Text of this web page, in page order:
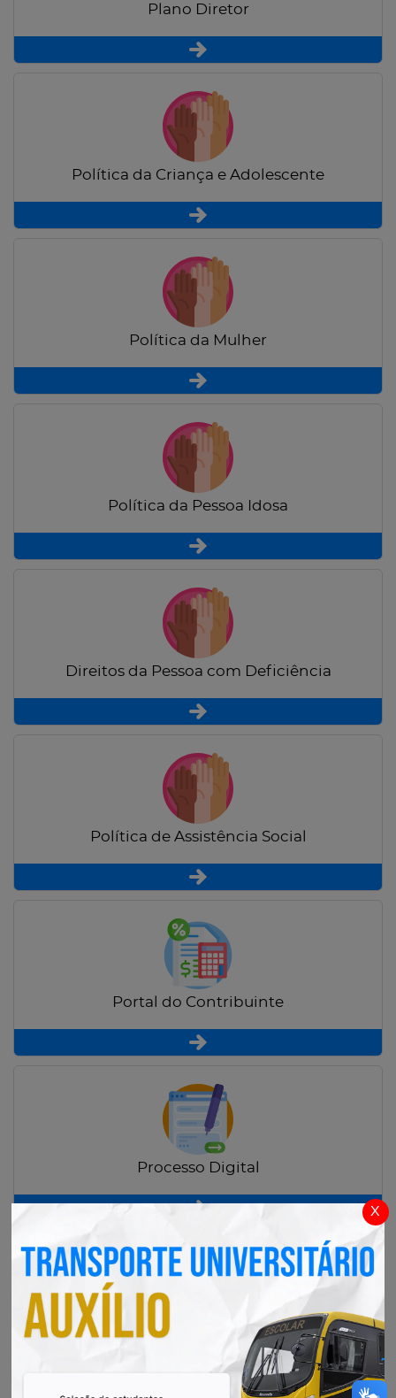
x
Plano Diretor
Política da Criança e Adolescente
Política da Mulher
Política da Pessoa Idosa
Direitos da Pessoa com Deficiência
Política de Assistência Social
Portal do Contribuinte
Processo Digital
Radar Transparência Pública